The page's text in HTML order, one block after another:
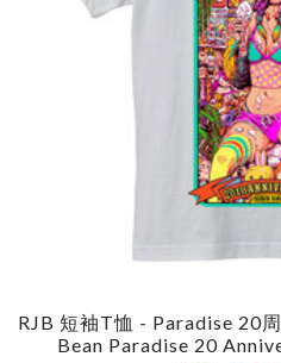
RJB 短袖T恤 - Paradise 20
Bean Paradise 20